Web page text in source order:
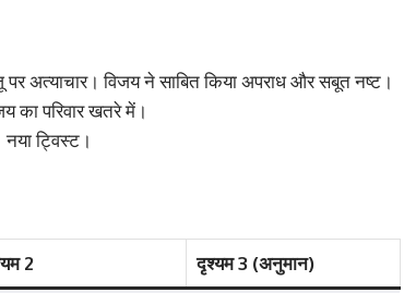
अत्याचार। विजय ने साबित किया अपराध और सबूत नष्ट।
का परिवार खतरे में।
ट्विस्ट।
2 दृश्यम 3 (अनुमान)